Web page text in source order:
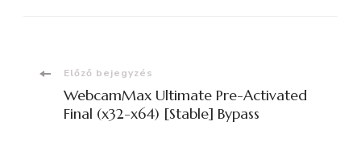
Bejegyzések
navigációja
Előző bejegyzés
WebcamMax Ultimate Pre-Activated
Final (x32-x64) [Stable] Bypass